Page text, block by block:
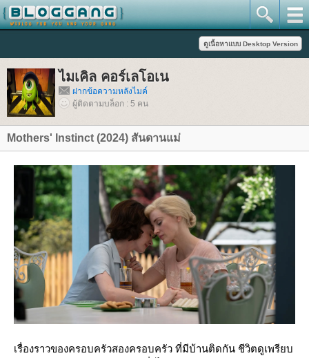
ไมเคิล คอร์เลโอเน
ฝากข้อความหลังไมค์
ผู้ติดตามบล็อก : 5 คน
Mothers' Instinct (2024) สันดานแม่
เรื่องราวของครอบครัวสองครอบครัว ที่มีบ้านติดกัน ชีวิตดูเพรียบ